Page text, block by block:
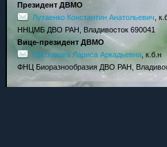
Президент ДВМО
Лутаенко Константин Анатольевич ,
ННЦМБ ДВО РАН, Владивосток 690041
Вице-президент ДВМО
Прозорова Лариса Аркадьевна , к.б.н
ФНЦ Биоразнообразия ДВО РАН,